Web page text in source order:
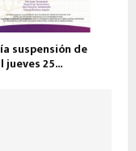
suspensión de
jueves 25...